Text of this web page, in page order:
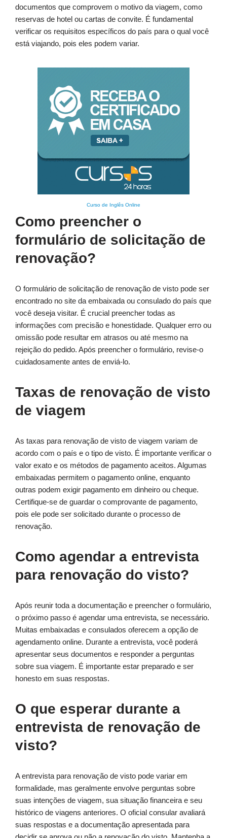
documentos que comprovem o motivo da viagem, como
reservas de hotel ou cartas de convite. É fundamental
verificar os requisitos específicos do país para o qual você
está viajando, pois eles podem variar.
Curso de Inglês Online
Como preencher o
formulário de solicitação de
renovação?
O formulário de solicitação de renovação de visto pode ser
encontrado no site da embaixada ou consulado do país que
você deseja visitar. É crucial preencher todas as
informações com precisão e honestidade. Qualquer erro ou
omissão pode resultar em atrasos ou até mesmo na
rejeição do pedido. Após preencher o formulário, revise-o
cuidadosamente antes de enviá-lo.
Taxas de renovação de visto
de viagem
As taxas para renovação de visto de viagem variam de
acordo com o país e o tipo de visto. É importante verificar o
valor exato e os métodos de pagamento aceitos. Algumas
embaixadas permitem o pagamento online, enquanto
outras podem exigir pagamento em dinheiro ou cheque.
Certifique-se de guardar o comprovante de pagamento,
pois ele pode ser solicitado durante o processo de
renovação.
Como agendar a entrevista
para renovação do visto?
Após reunir toda a documentação e preencher o formulário,
o próximo passo é agendar uma entrevista, se necessário.
Muitas embaixadas e consulados oferecem a opção de
agendamento online. Durante a entrevista, você poderá
apresentar seus documentos e responder a perguntas
sobre sua viagem. É importante estar preparado e ser
honesto em suas respostas.
O que esperar durante a
entrevista de renovação de
visto?
A entrevista para renovação de visto pode variar em
formalidade, mas geralmente envolve perguntas sobre
suas intenções de viagem, sua situação financeira e seu
histórico de viagens anteriores. O oficial consular avaliará
suas respostas e a documentação apresentada para